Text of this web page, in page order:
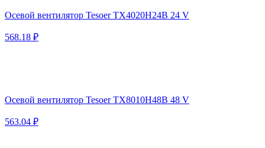
Осевой вентилятор Tesoer TX4020H24B 24 V
568.18 ₽
Осевой вентилятор Tesoer TX8010H48B 48 V
563.04 ₽